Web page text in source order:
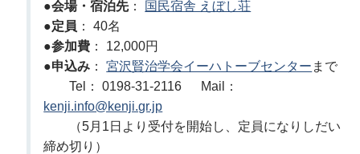
●会場・宿泊先：
国民宿舎 えぼし荘
●定員 ： 40名
●参加費 ： 12,000円
●申込み ：宮沢賢治学会イーハトーブセンター まで
Tel： 0198-31-2116 Mail：
kenji.info@kenji.gr.jp
（5月1日より受付を開始し、定員になりしだい
締め切り）